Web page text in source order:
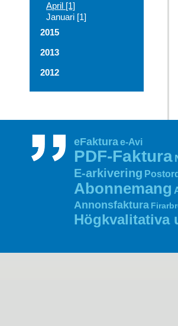
April [1]
Januari [1]
2015
2013
2012
eFakturae-Avi
PDF‑Faktura
E‑arkivering
Abonnemang
Annonsfaktura
Högkvalitativa